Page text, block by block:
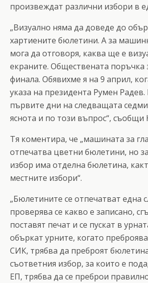
произвеждат различни избори в
„Визуално няма да доведе до
хартиените бюлетини. А за
мога да отговоря, каква ще е
екраните. Обществената поръчка
финала. Обявихме я на 9 април,
указа на президента Румен
първите дни на следващата
яснота и по този въпрос“, съобщи
Тя коментира, че „машината за
отпечатва цветни бюлетини, но
избор има отделна бюлетина,
местните избори“.
„Бюлетините се отпечатват една
проверява се какво е записано,
поставят печат и се пускат в
объркат урните, когато
СИК, трябва да преброят
съответния избор, за които е
ЕП, трябва да се преброи